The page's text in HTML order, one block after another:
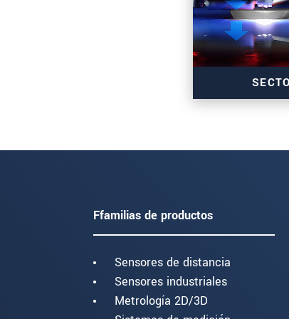
Ffamilias de productos
Sensores de distancia
Sensores industriales
Metrología 2D/3D